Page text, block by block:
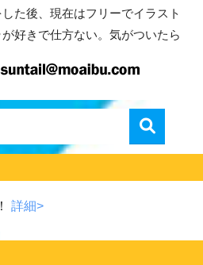
た後、現在はフリーでイラスト
好きで仕方ない。気がついたら
詳細>